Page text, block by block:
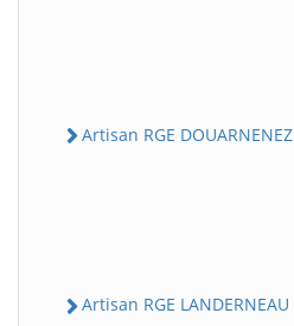
Artisan RGE DOUARNENEZ
Artisan RGE LANDERNEAU